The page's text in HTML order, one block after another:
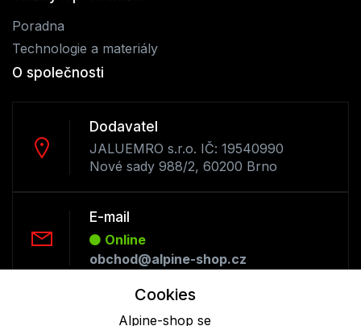
Poradna
Technologie a materiály
O společnosti
Dodavatel
JALUEMRO s.r.o. IČ: 19540990
Nové sady 988/2, 60200 Brno
E-mail
Online
obchod@alpine-shop.cz
Cookies
Alpine-shop se